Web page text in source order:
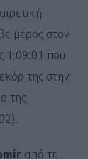
μέρος στον
1:09:01 που
της στην
της
από τη